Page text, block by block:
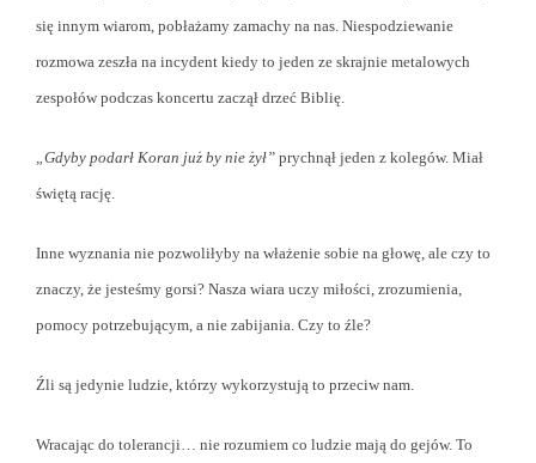
się innym wiarom, pobłażamy zamachy na nas. Niespodziewanie
rozmowa zeszła na incydent kiedy to jeden ze skrajnie metalowych
zespołów podczas koncertu zaczął drzeć Biblię.
„Gdyby podarł Koran już by nie żył” prychnął jeden z kolegów. Miał
świętą rację.
Inne wyznania nie pozwoliłyby na włażenie sobie na głowę, ale czy to
znaczy, że jesteśmy gorsi? Nasza wiara uczy miłości, zrozumienia,
pomocy potrzebującym, a nie zabijania. Czy to źle?
Źli są jedynie ludzie, którzy wykorzystują to przeciw nam.
Wracając do tolerancji… nie rozumiem co ludzie mają do gejów. To